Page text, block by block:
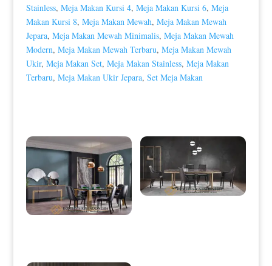
Stainless, Meja Makan Kursi 4, Meja Makan Kursi 6, Meja
Makan Kursi 8, Meja Makan Mewah, Meja Makan Mewah
Jepara, Meja Makan Mewah Minimalis, Meja Makan Mewah
Modern, Meja Makan Mewah Terbaru, Meja Makan Mewah
Ukir, Meja Makan Set, Meja Makan Stainless, Meja Makan
Terbaru, Meja Makan Ukir Jepara, Set Meja Makan